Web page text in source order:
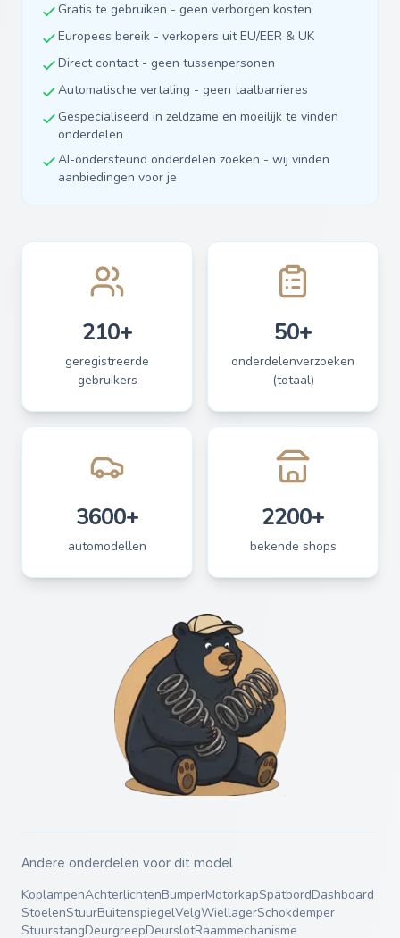
Gratis te gebruiken - geen verborgen kosten
Europees bereik - verkopers uit EU/EER & UK
Direct contact - geen tussenpersonen
Automatische vertaling - geen taalbarrieres
Gespecialiseerd in zeldzame en moeilijk te vinden
onderdelen
AI-ondersteund onderdelen zoeken - wij vinden
aanbiedingen voor je
210+
geregistreerde
gebruikers
50+
onderdelenverzoeken
(totaal)
3600+
automodellen
2200+
bekende shops
Andere onderdelen voor dit model
KoplampenAchterlichtenBumperMotorkapSpatbordDashboard
StoelenStuurBuitenspiegelVelgWiellagerSchokdemper
StuurstangDeurgreepDeurslotRaammechanisme